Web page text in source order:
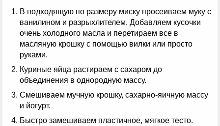
В подходящую по размеру миску просеиваем муку с
ванилином и разрыхлителем. Добавляем кусочки
очень холодного масла и перетираем все в
масляную крошку с помощью вилки или просто
руками.
Куриные яйца растираем с сахаром до
объединения в однородную массу.
Смешиваем мучную крошку, сахарно-яичную массу
и йогурт.
Быстро замешиваем пластичное, мягкое тесто.